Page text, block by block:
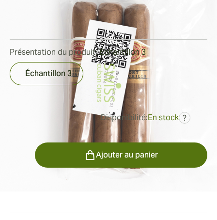
50 Longueur:124 mm / 4.9 pouces
Commentaires
44,48 €
Disponibilité:En stock ?
Présentation du produit:Échantillon 3
Échantillon 3
Ajouter au panier